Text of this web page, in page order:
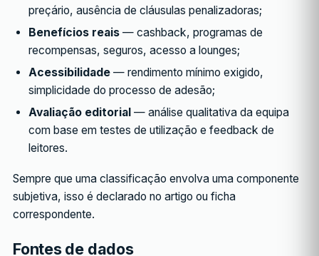
preçário, ausência de cláusulas penalizadoras;
Benefícios reais — cashback, programas de
recompensas, seguros, acesso a lounges;
Acessibilidade — rendimento mínimo exigido,
simplicidade do processo de adesão;
Avaliação editorial — análise qualitativa da equipa
com base em testes de utilização e feedback de
leitores.
Sempre que uma classificação envolva uma componente
subjetiva, isso é declarado no artigo ou ficha
correspondente.
Fontes de dados